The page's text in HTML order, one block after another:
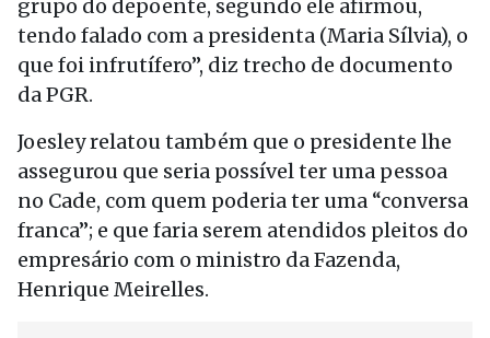
grupo do depoente, segundo ele afirmou,
tendo falado com a presidenta (Maria Sílvia), o
que foi infrutífero”, diz trecho de documento
da PGR.
Joesley relatou também que o presidente lhe
assegurou que seria possível ter uma pessoa
no Cade, com quem poderia ter uma “conversa
franca”; e que faria serem atendidos pleitos do
empresário com o ministro da Fazenda,
Henrique Meirelles.